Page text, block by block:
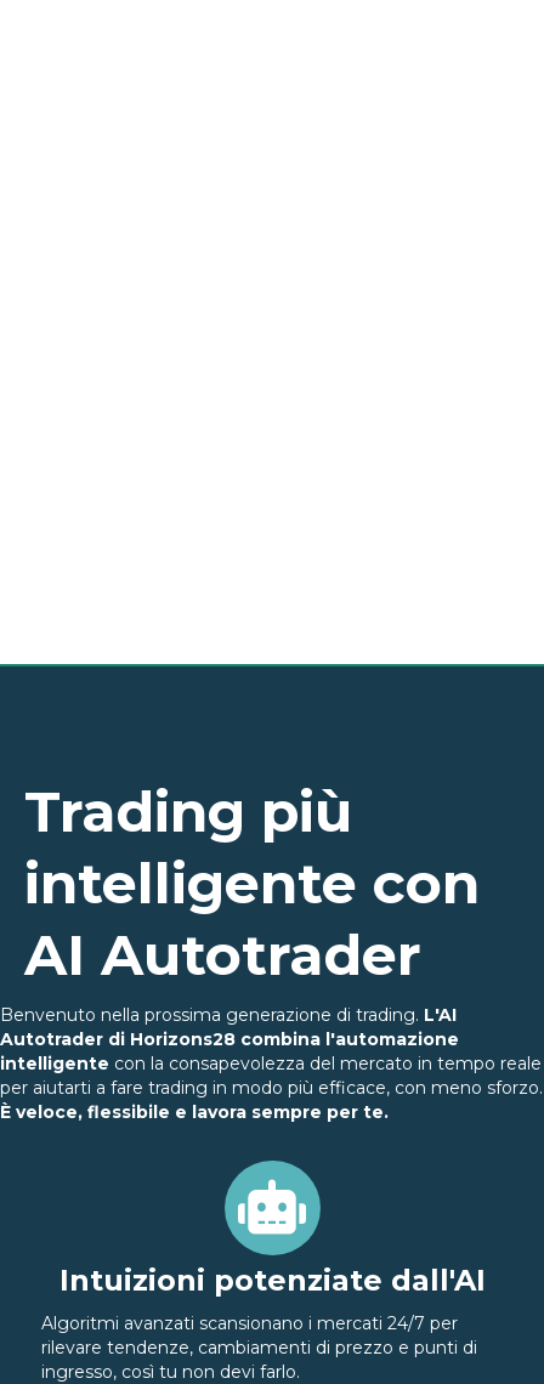
Trading più
intelligente con
AI Autotrader
Benvenuto nella prossima generazione di trading. L'AI
Autotrader di Horizons28 combina l'automazione
intelligente con la consapevolezza del mercato in tempo reale
per aiutarti a fare trading in modo più efficace, con meno sforzo.
È veloce, flessibile e lavora sempre per te.
Intuizioni potenziate dall'AI
Algoritmi avanzati scansionano i mercati 24/7 per
rilevare tendenze, cambiamenti di prezzo e punti di
ingresso, così tu non devi farlo.